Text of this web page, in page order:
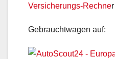
Versicherungs-Rechner
Gebrauchtwagen auf: